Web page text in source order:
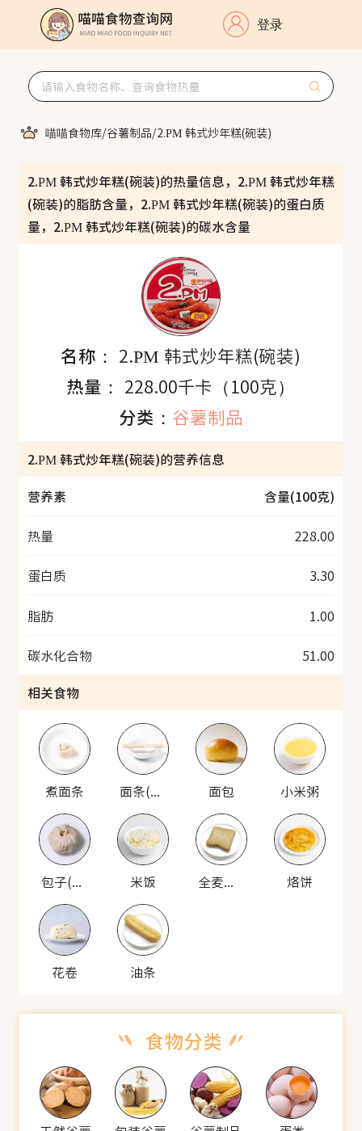
登录
喵喵食物库/谷薯制品/2.PM 韩式炒年糕(碗装)
2.PM 韩式炒年糕(碗装)的热量信息，2.PM 韩式炒年糕
(碗装)的脂肪含量，2.PM 韩式炒年糕(碗装)的蛋白质
量，2.PM 韩式炒年糕(碗装)的碳水含量
名称： 2.PM 韩式炒年糕(碗装)
热量： 228.00千卡（100克）
分类： 谷薯制品
2.PM 韩式炒年糕(碗装)的营养信息
营养素
含量(100克)
热量 228.00
蛋白质 3.30
脂肪 1.00
碳水化合物
51.00
相关食物
煮面条 面条(生) 面包 小米粥
包子(猪肉馅) 米饭 全麦面包 烙饼
花卷 油条